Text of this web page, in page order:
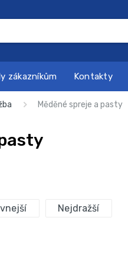
zákazníkům Kontakty
Měděné spreje a pasty
Nejdražší